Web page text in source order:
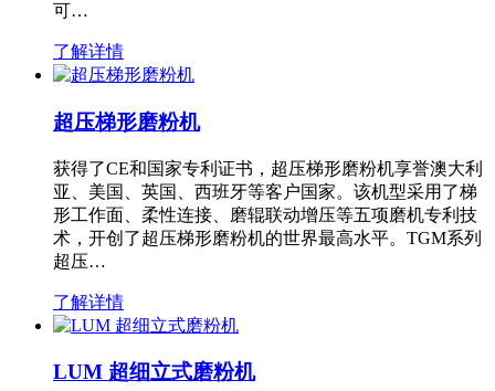
可…
了解详情
超压梯形磨粉机
获得了CE和国家专利证书，超压梯形磨粉机享誉澳大利
亚、美国、英国、西班牙等客户国家。该机型采用了梯
形工作面、柔性连接、磨辊联动增压等五项磨机专利技
术，开创了超压梯形磨粉机的世界最高水平。TGM系列
超压…
了解详情
LUM 超细立式磨粉机